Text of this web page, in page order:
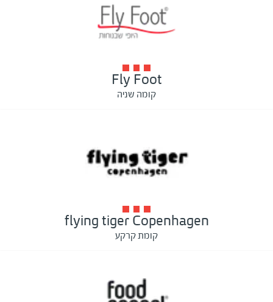
Fly Foot
קומה שניה
flying tiger Copenhagen
קומת קרקע